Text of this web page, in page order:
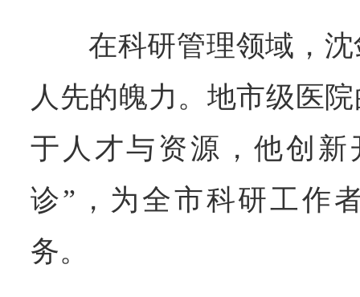
在科研管理领域，
人先的魄力。地市级医
于人才与资源，他创新
诊”，为全市科研工作
务。